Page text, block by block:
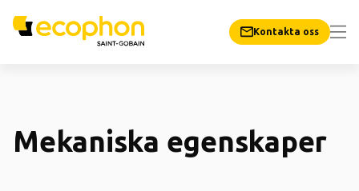
Kontakta oss
Mekaniska egenskaper